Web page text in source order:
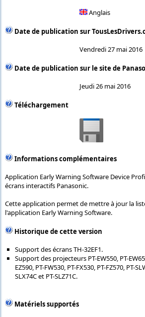
Anglais
Date de publication sur
Vendredi 27 mai 2016
Date de publication sur le site de
Jeudi 26 mai 2016
Téléchargement
Informations complémentaires
Application Early Warning Software Device
écrans interactifs Panasonic.
Cette application permet de mettre à jour la
l'application Early Warning Software.
Historique de cette version
Support des écrans TH-32EF1.
Support des projecteurs PT-EW550, PT-
EZ590, PT-FW530, PT-FX530, PT-FZ570, PT-
SLX74C et PT-SLZ71C.
Matériels supportés